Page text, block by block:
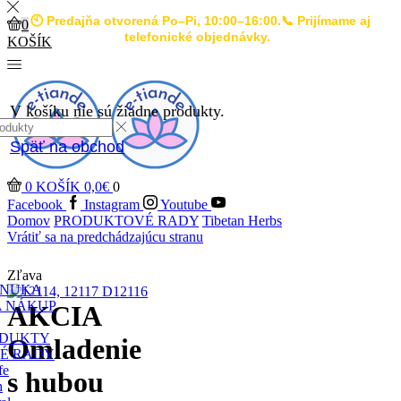
🕙 Predajňa otvorená Po–Pi, 10:00–16:00.📞 Prijímame aj
telefonické objednávky.
NÁKUP
RADY
0 KOŠÍK 0,0€ 0
0
KOŠÍK
V košíku nie sú žiadne produkty.
Späť na obchod
Facebook Instagram
Youtube
Domov PRODUKTOVÉ RADY Tibetan Herbs
Vrátiť sa na predchádzajúcu stranu
Zľava
AKCIA
Omladenie
s hubou